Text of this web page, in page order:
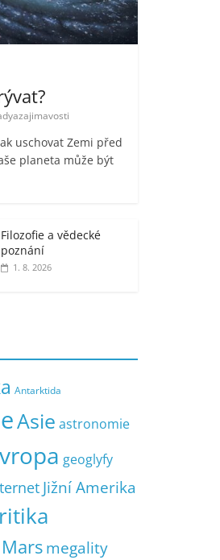
uschovat Zemi před
planeta může být
Filozofie a vědecké
poznání
1. 8. 2026
Antarktida
Asie astronomie
geoglyfy
Jižní Amerika
Marsmegality